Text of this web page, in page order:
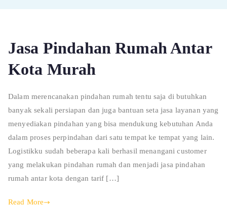
Jasa Pindahan Rumah Antar
Kota Murah
Dalam merencanakan pindahan rumah tentu saja di butuhkan
banyak sekali persiapan dan juga bantuan seta jasa layanan yang
menyediakan pindahan yang bisa mendukung kebutuhan Anda
dalam proses perpindahan dari satu tempat ke tempat yang lain.
Logistikku sudah beberapa kali berhasil menangani customer
yang melakukan pindahan rumah dan menjadi jasa pindahan
rumah antar kota dengan tarif […]
Read More